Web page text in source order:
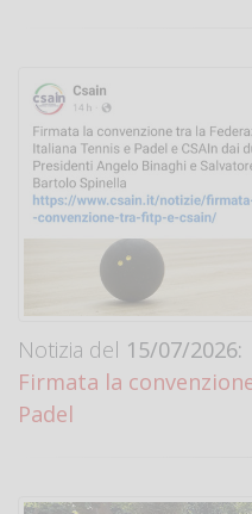
Notizia del 15/07/2026:
Firmata la
Padel